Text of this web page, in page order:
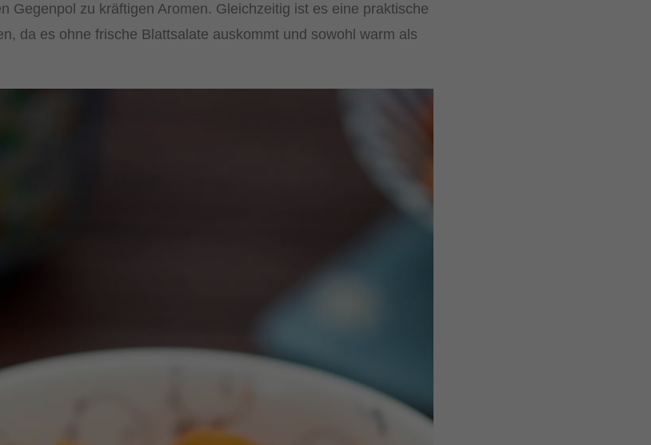
Gegenpol zu kräftigen Aromen. Gleichzeitig ist es eine praktische
da es ohne frische Blattsalate auskommt und sowohl warm als